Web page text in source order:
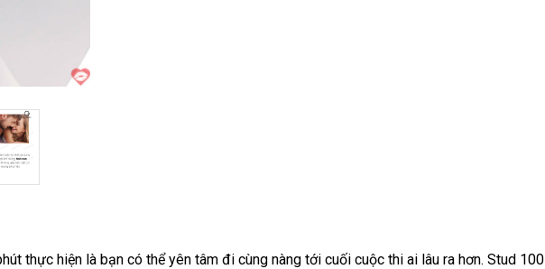
thực hiện là bạn shop
có thể yên tâm đi cùng nàng tới cuối cuộc thi ai lâu ra hơnxuất
. Stud 100